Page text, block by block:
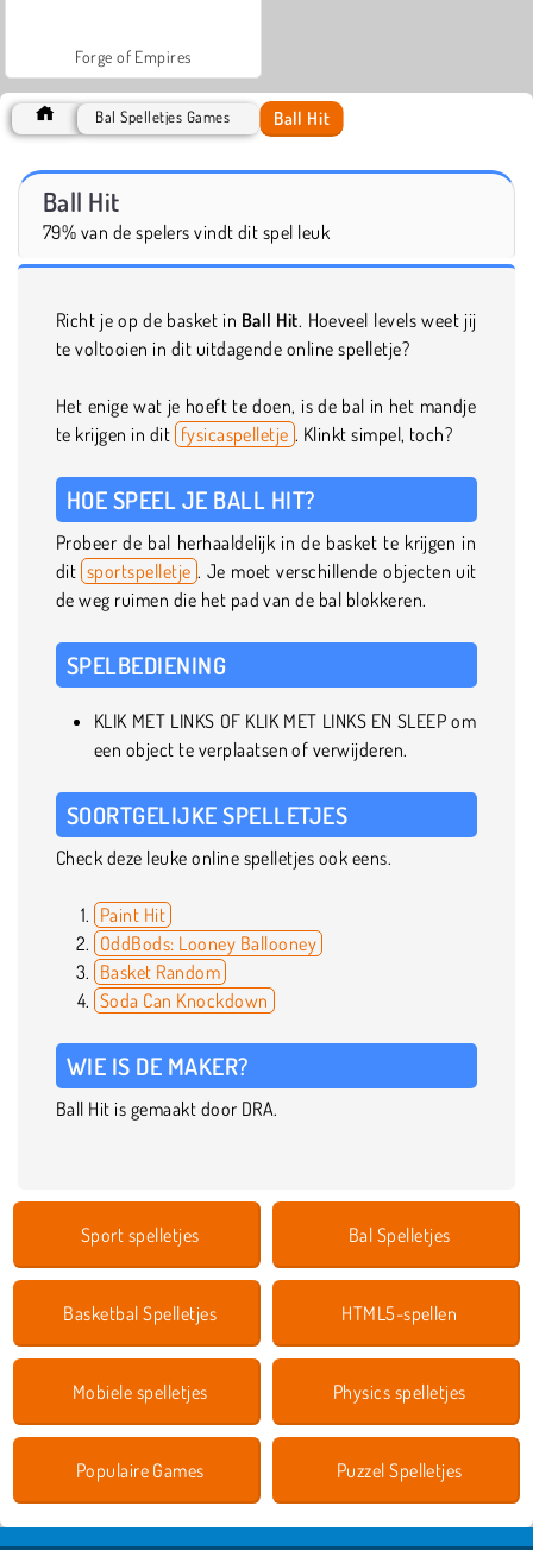
Forge of Empires
Bal Spelletjes Games Ball Hit
Ball Hit
79% van de spelers vindt dit spel leuk
Richt je op de basket in Ball Hit. Hoeveel levels weet jij
te voltooien in dit uitdagende online spelletje?
Het enige wat je hoeft te doen, is de bal in het mandje
te krijgen in dit fysicaspelletje . Klinkt simpel, toch?
HOE SPEEL JE BALL HIT?
Probeer de bal herhaaldelijk in de basket te krijgen in
dit sportspelletje . Je moet verschillende objecten uit
de weg ruimen die het pad van de bal blokkeren.
SPELBEDIENING
KLIK MET LINKS OF KLIK MET LINKS EN SLEEP om
een object te verplaatsen of verwijderen.
SOORTGELIJKE SPELLETJES
Check deze leuke online spelletjes ook eens.
Paint Hit
OddBods: Looney Ballooney
Basket Random
Soda Can Knockdown
WIE IS DE MAKER?
Ball Hit is gemaakt door DRA.
Sport spelletjes Bal Spelletjes
Basketbal Spelletjes HTML5-spellen
Mobiele spelletjes Physics spelletjes
Populaire Games Puzzel Spelletjes